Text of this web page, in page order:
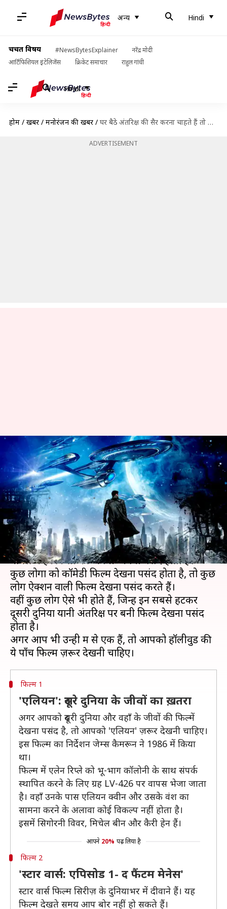
अन्य Hindi
चर्चित विषय #NewsBytesExplainer
नरेंद्र मोदी
आर्टिफिशियल इंटेलिजेंस
क्रिकेट समाचार राहुल गांधी
Hindi
होम / खबरें / मनोरंजन की खबरें / घर बैठे अंतरिक्ष की सैर करना चाहते हैं तो ज़रूर देखने हॉलीवुड की ये पाँच फिल्में
ADVERTISEMENT
घर बैठे अंतरिक्ष की सैर करना चाहते हैं
तो ज़रूर देखने हॉलीवुड की ये पाँच
फिल्में
लेखन प्रदीप मौर्य Apr 06, 2019 09:05 am
क्या है खबर?
फिल्में देखना आख़िर किसे पसंद नहीं होता है। फिल्मों के
मामले में हर किसी की अपनी-अपनी पसंद होती है।
कुछ लोगों को कॉमेडी फिल्में देखना पसंद होता है, तो कुछ
लोग ऐक्शन वाली फिल्में देखना पसंद करते हैं।
वहीं कुछ लोग ऐसे भी होते हैं, जिन्हें इन सबसे हटकर
दूसरी दुनिया यानी अंतरिक्ष पर बनी फिल्में देखना पसंद
होता है।
अगर आप भी उन्ही में से एक हैं, तो आपको हॉलीवुड की
फिल्म 1
'एलियन': दूसरे दुनिया के जीवों का ख़तरा
अगर आपको दूसरी दुनिया और वहाँ के जीवों की फिल्में
देखना पसंद है, तो आपको 'एलियन' ज़रूर देखनी चाहिए।
इस फिल्म का निर्देशन जेम्स कैमरून ने 1986 में किया
था।
फिल्म में एलेन रिप्ले को भू-भाग कॉलोनी के साथ संपर्क
स्थापित करने के लिए ग्रह LV-426 पर वापस भेजा जाता
है। वहाँ उनके पास एलियन क्वीन और उसके वंश का
सामना करने के अलावा कोई विकल्प नहीं होता है।
इसमें सिगोरनी विवर, मिचेल बीन और कैरी हेन हैं।
आपने 20% पढ़ लिया है
फिल्म 2
'स्टार वार्स: एपिसोड 1- द फैंटम मेनेस'
स्टार वार्स फिल्म सिरीज़ के दुनियाभर में दीवाने हैं। यह
फिल्म देखते समय आप बोर नहीं हो सकते हैं।